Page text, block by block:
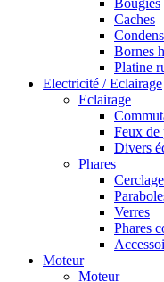
Bougies
Caches
Bornes
Platine
Electricité / Eclairage
Eclairage
Feux de
Divers
Phares
Verres
Phares
Moteur
Moteur